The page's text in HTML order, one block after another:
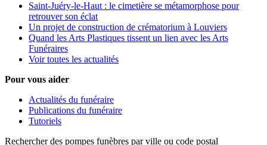
Saint-Juéry-le-Haut : le cimetière se métamorphose pour
retrouver son éclat
Un projet de construction de crématorium à Louviers
Quand les Arts Plastiques tissent un lien avec les Arts
Funéraires
Voir toutes les actualités
Pour vous aider
Actualités du funéraire
Publications du funéraire
Tutoriels
Rechercher des pompes funèbres par ville ou code postal